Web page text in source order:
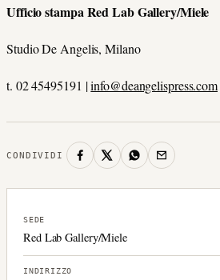
Ufficio stampa Red Lab Gallery/Miele
Studio De Angelis, Milano
t. 02 45495191 |info@deangelispress.com
CONDIVIDI
SEDE
Red Lab Gallery/Miele
INDIRIZZO